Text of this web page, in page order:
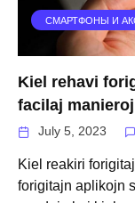
СМАРТФОНЫ И
Kiel rehavi
facilaj
July 5, 2023
Kiel reakiri
forigitajn aplikojn